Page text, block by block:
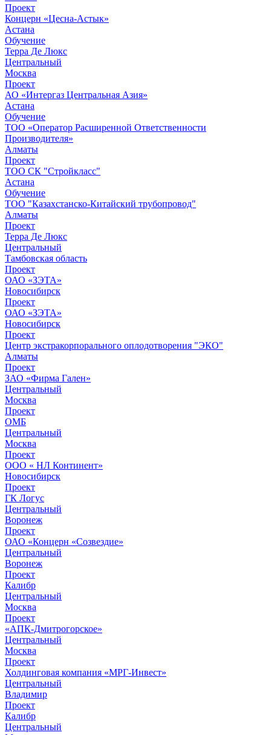
Проект
Концерн «Цесна-Астык»
Астана
Обучение
Терра Де Люкс
Центральный
Москва
Проект
АО «Интергаз Центральная Азия»
Астана
Обучение
ТОО «Оператор Расширенной Ответственности
Производителя»
Алматы
Проект
ТОО СК "Стройкласс"
Астана
Обучение
ТОО "Казахстанско-Китайский трубопровод"
Алматы
Проект
Терра Де Люкс
Центральный
Тамбовская область
Проект
ОАО «ЗЭТА»
Новосибирск
Проект
ОАО «ЗЭТА»
Новосибирск
Проект
Центр экстракорпорального оплодотворения "ЭКО"
Алматы
Проект
ЗАО «Фирма Гален»
Центральный
Москва
Проект
ОМБ
Центральный
Москва
Проект
ООО « НЛ Континент»
Новосибирск
Проект
ГК Логус
Центральный
Воронеж
Проект
ОАО «Концерн «Созвездие»
Центральный
Воронеж
Проект
Калибр
Центральный
Москва
Проект
«АПК-Дмитрогорское»
Центральный
Москва
Проект
Холдинговая компания «МРГ-Инвест»
Центральный
Владимир
Проект
Калибр
Центральный